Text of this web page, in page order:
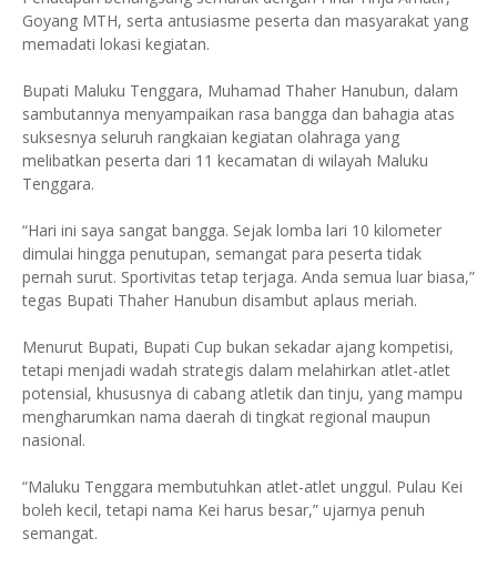
Goyang MTH, serta antusiasme peserta dan masyarakat yang
memadati lokasi kegiatan.
Bupati Maluku Tenggara, Muhamad Thaher Hanubun, dalam
sambutannya menyampaikan rasa bangga dan bahagia atas
suksesnya seluruh rangkaian kegiatan olahraga yang
melibatkan peserta dari 11 kecamatan di wilayah Maluku
Tenggara.
“Hari ini saya sangat bangga. Sejak lomba lari 10 kilometer
dimulai hingga penutupan, semangat para peserta tidak
pernah surut. Sportivitas tetap terjaga. Anda semua luar biasa,”
tegas Bupati Thaher Hanubun disambut aplaus meriah.
Menurut Bupati, Bupati Cup bukan sekadar ajang kompetisi,
tetapi menjadi wadah strategis dalam melahirkan atlet-atlet
potensial, khususnya di cabang atletik dan tinju, yang mampu
mengharumkan nama daerah di tingkat regional maupun
nasional.
“Maluku Tenggara membutuhkan atlet-atlet unggul. Pulau Kei
boleh kecil, tetapi nama Kei harus besar,” ujarnya penuh
semangat.